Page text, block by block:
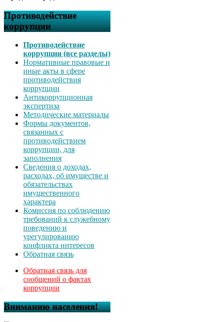
Противодействие
коррупции
Противодействие
коррупции (все разделы)
Нормативные правовые и
иные акты в сфере
противодействия
коррупции
Антикоррупционная
экспертиза
Методические материалы
Формы документов,
связанных с
противодействием
коррупции, для
заполнения
Сведения о доходах,
расходах, об имуществе и
обязательствах
имущественного
характера
Комиссия по соблюдению
требований к служебному
поведению и
урегулированию
конфликта интересов
Обратная связь
Обратная связь для
сообщений о фактах
коррупции
Вниманию населения!